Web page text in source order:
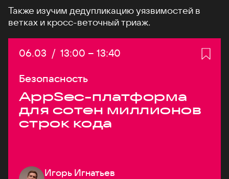
Также изучим дедупликацию уязвимостей в
ветках и кросс-веточный триаж.
Дата:
06.03 / Начало:
13:00 – Конец:
13:40
Безопасность
AppSec-платформа
для сотен миллионов
строк кода
Игорь Игнатьев